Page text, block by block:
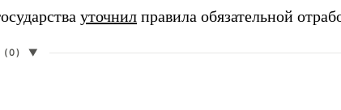
уточнил правила обязательной
(0) ▼